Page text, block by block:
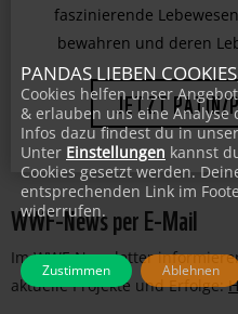
WWF-News per E-Mail
Im WWF-Newsletter
aktuelle Projekte und Erfolge:
PANDAS LIEBEN
Cookies helfen unser
& erlauben uns eine Analyse
Infos dazu findest du in
Unter Einstellungen kannst
Cookies gesetzt werden.
entsprechenden Link im
widerrufen.
Zustimmen Ablehnen